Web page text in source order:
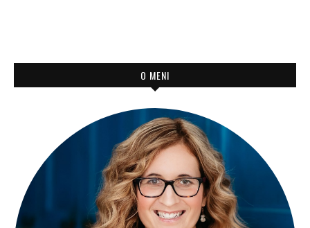
O MENI